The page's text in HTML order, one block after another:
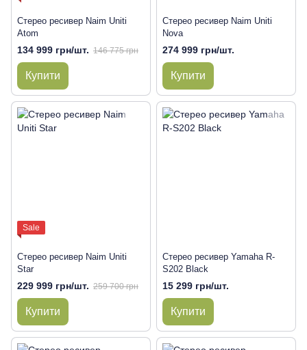
Стерео ресивер Naim Uniti
Atom
134 999 грн/шт. 146 775 грн
Купити
Стерео ресивер Naim Uniti
Nova
274 999 грн/шт.
Купити
Sale
Стерео ресивер Naim Uniti
Star
229 999 грн/шт. 259 700 грн
Купити
Стерео ресивер Yamaha R-
S202 Black
15 299 грн/шт.
Купити